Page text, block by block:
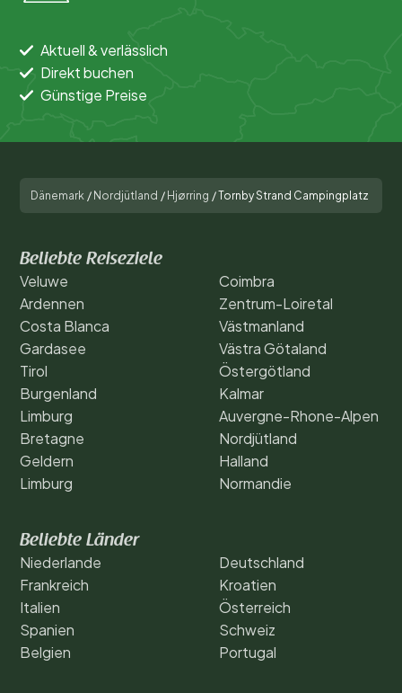
Aktuell & verlässlich
Direkt buchen
Günstige Preise
Dänemark / Nordjütland / Hjørring /Tornby Strand Campingplatz
Beliebte Reiseziele
Veluwe
Ardennen
Costa Blanca
Gardasee
Tirol
Burgenland
Limburg
Bretagne
Geldern
Limburg
Coimbra
Zentrum-Loiretal
Västmanland
Västra Götaland
Östergötland
Kalmar
Auvergne-Rhone-Alpen
Nordjütland
Halland
Normandie
Beliebte Länder
Niederlande
Frankreich
Italien
Spanien
Belgien
Deutschland
Kroatien
Österreich
Schweiz
Portugal